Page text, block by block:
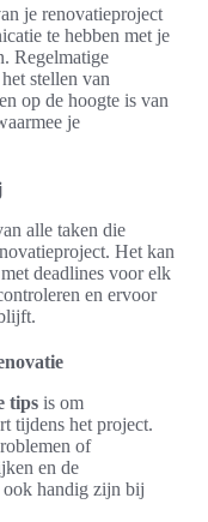
je renovatieproject
te hebben met je
Regelmatige
stellen van
op de hoogte is van
je
alle taken die
Het kan
deadlines voor elk
en ervoor
tips is om
tijdens het project.
of
en de
ook handig zijn bij